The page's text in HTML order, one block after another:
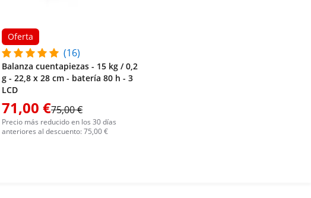
Oferta
(16)
Balanza cuentapiezas - 15 kg / 0,2
g - 22,8 x 28 cm - batería 80 h - 3
LCD
71,00 €75,00 €
Precio más reducido en los 30 días
anteriores al descuento: 75,00 €